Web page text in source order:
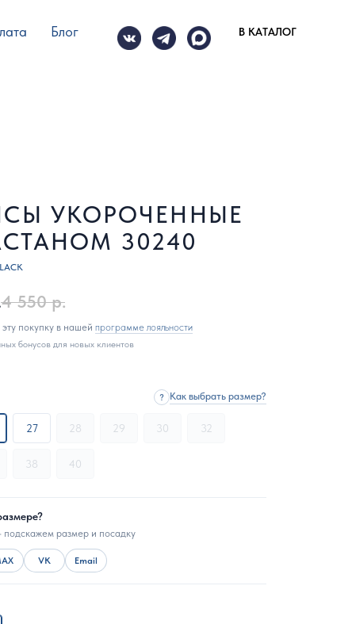
Блог В КАТАЛОГ
УКОРОЧЕННЫЕ
30240
4 550 р.
эту покупку в нашей программе лояльности
бонусов для новых клиентов
? Как выбрать размер?
27 28 29 30 32
38 40
размер и посадку
VK Email